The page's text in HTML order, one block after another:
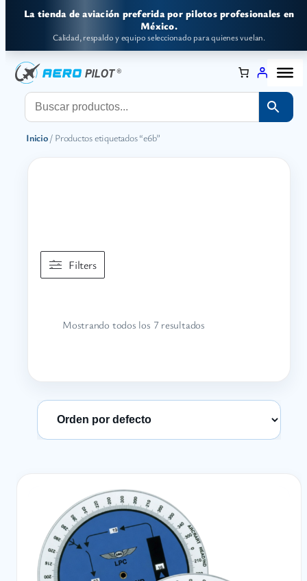
Saltar
contenido
La tienda de aviación preferida por pilotos profesionales en
México.
Calidad, respaldo y equipo seleccionado para quienes vuelan.
Inicio/ Productos etiquetados “e6b”
Filters
Mostrando todos los 7 resultados